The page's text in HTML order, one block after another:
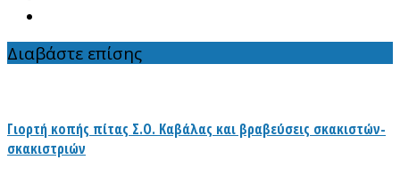
Διαβάστε επίσης
Γιορτή κοπής πίτας Σ.Ο. Καβάλας και βραβεύσεις σκακιστών-
σκακιστριών